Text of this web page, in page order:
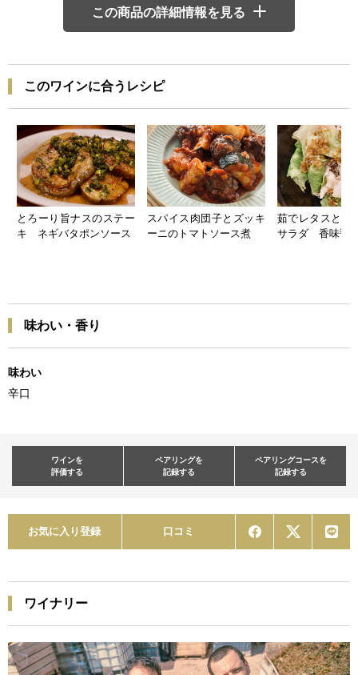
この商品の詳細情報を見る
このワインに合うレシピ
とろーり旨ナスのステー
キ ネギバタポンソース
スパイス肉団子とズッキ
ーニのトマトソース煮
茹でレタスと豚
サラダ 香味醤
味わい・香り
味わい
辛口
ワインを
評価する
ペアリングを
記録する
ペアリングコースを
記録する
お気に入り登録 口コミ
ワイナリー